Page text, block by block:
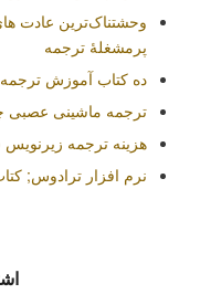
وحشتناک‌ترین عادت
پرمشغلۀ ترجمه
ده کتاب آموزش ترجمه
ترجمه ماشینی
هزینه ترجمه
نرم افزار ترادوس;